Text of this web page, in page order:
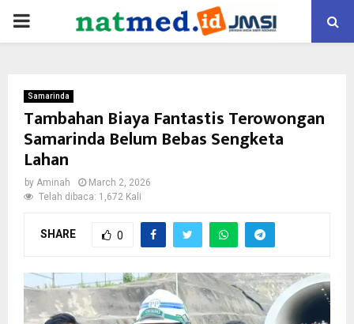
PRIMARY
Samarinda
Tambahan Biaya Fantastis Terowongan
Samarinda Belum Bebas Sengketa
Lahan
by Aminah
March 2, 2026
Telah dibaca: 1,672 Kali
SHARE 0